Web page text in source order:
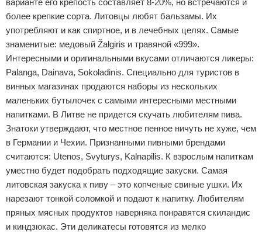
более крепкие сорта. Литовцы любят бальзамы. Их
употребляют и как спиртное, и в лечебных целях. Самые
знаменитые: медовый Žalgiris и травяной «999».
Интересными и оригинальными вкусами отличаются ликеры:
Palanga, Dainava, Sokoladinis. Специально для туристов в
винных магазинах продаются наборы из нескольких
маленьких бутылочек с самыми интересными местными
напитками. В Литве не придется скучать любителям пива.
Знатоки утверждают, что местное пенное ничуть не хуже, чем
в Германии и Чехии. Признанными пивными брендами
считаются: Utenos, Svyturys, Kalnapilis. К взрослым напиткам
уместно будет подобрать подходящие закуски. Самая
литовская закуска к пиву – это копченые свиные ушки. Их
нарезают тонкой соломкой и подают к напитку. Любителям
пряных мясных продуктов наверняка понравятся скиландис
и киндзюкас. Эти деликатесы готовятся из мелко